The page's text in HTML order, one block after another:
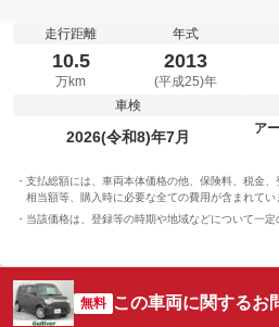
走行距離
10.5
万km
年式
2013
(平成25)年
車検
2026(令和8)年7月
ア
支払総額には、車両本体価格の他、保険料、税金
相当額等、購入時に必要な全ての費用が含まれてい
当該価格は、登録等の時期や地域などについて一定
無料 この車両に関するお